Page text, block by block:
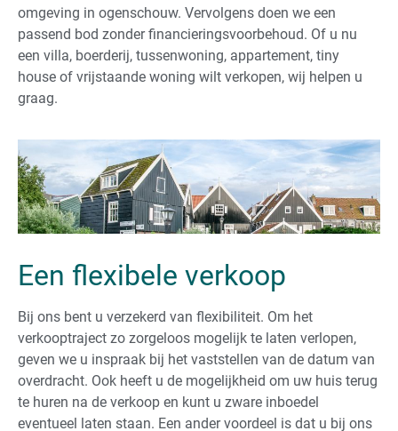
omgeving in ogenschouw. Vervolgens doen we een
passend bod zonder financieringsvoorbehoud. Of u nu
een villa, boerderij, tussenwoning, appartement, tiny
house of vrijstaande woning wilt verkopen, wij helpen u
graag.
Een flexibele verkoop
Bij ons bent u verzekerd van flexibiliteit. Om het
verkooptraject zo zorgeloos mogelijk te laten verlopen,
geven we u inspraak bij het vaststellen van de datum van
overdracht. Ook heeft u de mogelijkheid om uw huis terug
te huren na de verkoop en kunt u zware inboedel
eventueel laten staan. Een ander voordeel is dat u bij ons